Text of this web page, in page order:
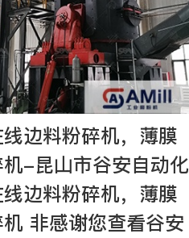
边料粉碎机，薄膜
-昆山市谷安自动化
边料粉碎机，薄膜
非感谢您查看谷安